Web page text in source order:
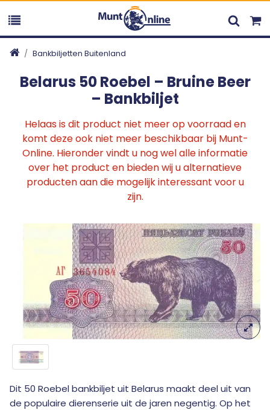
Bankbiljetten Buitenland
Belarus 50 Roebel – Bruine Beer
– Bankbiljet
Helaas is dit product niet meer op voorraad en
komt deze ook niet meer beschikbaar bij Munt-
Online. Hieronder vindt u nog wel alle informatie
over het product en bieden wij u alternatieve
producten aan die mogelijk interessant voor u
zijn.
Dit 50 Roebel bankbiljet uit Belarus maakt deel uit van
de populaire dierenserie uit de jaren negentig. Op het